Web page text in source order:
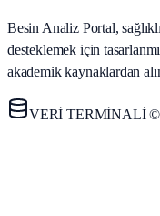
Besin Analiz Portal,
desteklemek için
akademik kaynaklardan
VERİ TERMİNALİ ©